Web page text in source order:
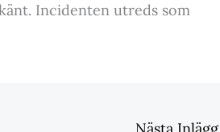
Incidenten utreds som